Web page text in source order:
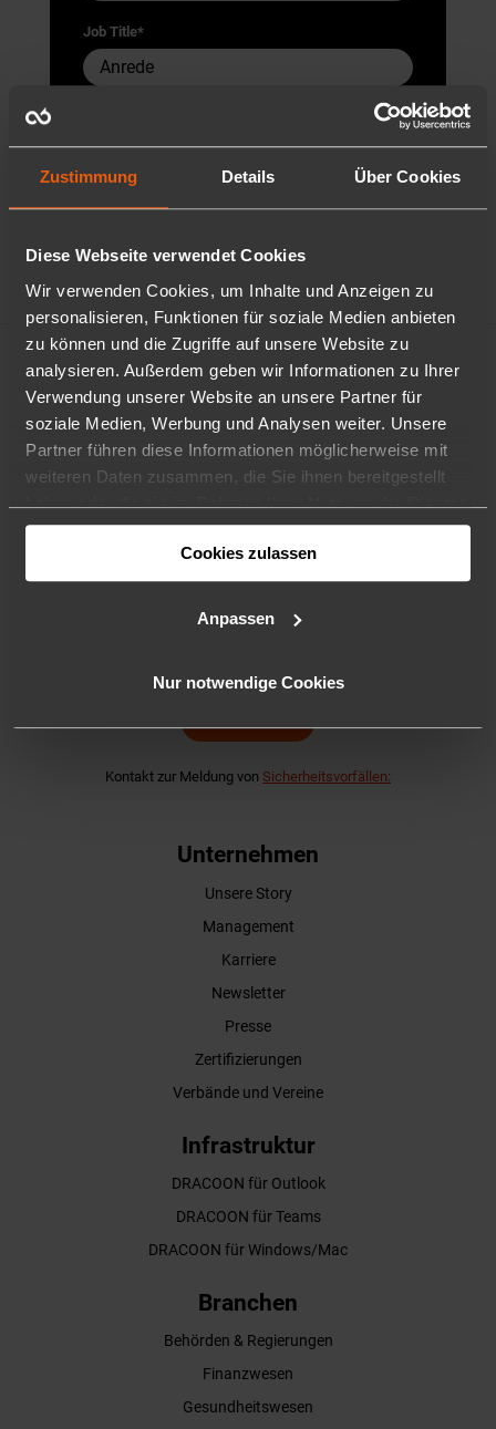
Zustimmung Details Über Cookies
Diese Webseite verwendet Cookies
Wir verwenden Cookies, um Inhalte und Anzeigen zu
personalisieren, Funktionen für soziale Medien anbieten
zu können und die Zugriffe auf unsere Website zu
analysieren. Außerdem geben wir Informationen zu Ihrer
Verwendung unserer Website an unsere Partner für
soziale Medien, Werbung und Analysen weiter. Unsere
Partner führen diese Informationen möglicherweise mit
weiteren Daten zusammen, die Sie ihnen bereitgestellt
haben oder die sie im Rahmen Ihrer Nutzung der Dienste
gesammelt haben. Ihre Cookie-Einstellungen können Sie
Datenschutzerklärung
Cookies zulassen
Anpassen
Nur notwendige Cookies
Job Title*
Made in Germany
Tel. +49 (941) 7 83 85-0
Kontaktieren Sie uns!
Kontakt zur Meldung von Sicherheitsvorfällen:
Unternehmen
Unsere Story
Management
Karriere
Newsletter
Presse
Zertifizierungen
Verbände und Vereine
Infrastruktur
DRACOON für Outlook
DRACOON für Teams
DRACOON für Windows/Mac
Branchen
Behörden & Regierungen
Finanzwesen
Gesundheitswesen